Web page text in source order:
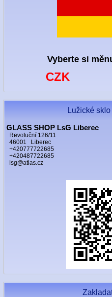
Vyberte si
CZK
Lužické
GLASS SHOP LsG Liberec
Revoluční 126/11
46001 Liberec
+420777722685
+420487722685
lsg@atlas.cz